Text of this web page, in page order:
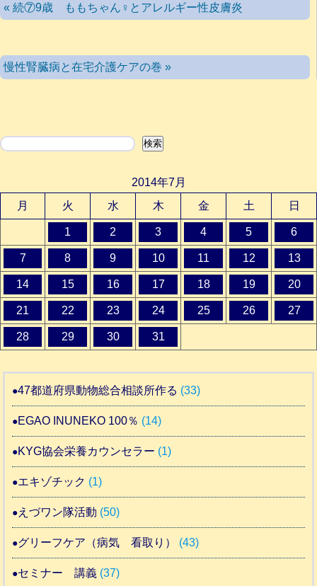
« 続⑦9歳 ももちゃん♀とアレルギー性皮膚炎
慢性腎臓病と在宅介護ケアの巻 »
検索 検索
2014年7月
月
火 水 木 金 土 日
1 2 3 4 5 6
7 8 9 10 11 12 13
14 15 16 17 18 19 20
21 22 23 24 25 26 27
28 29 30 31
47都道府県動物総合相談所作る (33)
EGAO INUNEKO 100％ (14)
KYG協会栄養カウンセラー (1)
エキゾチック (1)
えづワン隊活動 (50)
グリーフケア（病気 看取り） (43)
セミナー 講義 (37)